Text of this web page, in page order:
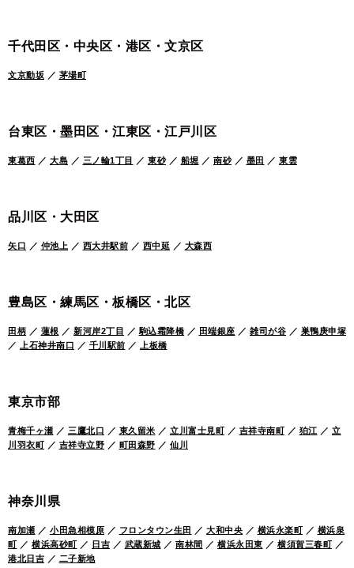
千代田区・中央区・港区・文京区
文京動坂 ／ 茅場町
台東区・墨田区・江東区・江戸川区
東葛西 ／ 大島 ／ 三ノ輪1丁目 ／ 東砂／ 船堀 ／ 南砂／ 墨田 ／ 東雲
品川区・大田区
矢口 ／ 仲池上 ／ 西大井駅前 ／ 西中延 ／ 大森西
豊島区・練馬区・板橋区・北区
田柄 ／ 蓮根 ／ 新河岸2丁目 ／ 駒込霜降橋 ／ 田端銀座 ／ 雑司が谷 ／ 巣鴨庚申塚
／
上石神井南口 ／ 千川駅前 ／ 上板橋
東京市部
青梅千ヶ瀬 ／ 三鷹北口 ／ 東久留米 ／ 立川富士見町 ／ 吉祥寺南町 ／ 狛江 ／ 立
川羽衣町 ／ 吉祥寺立野 ／ 町田森野 ／ 仙川
神奈川県
南加瀬 ／ 小田急相模原 ／ フロンタウン生田 ／ 大和中央 ／ 横浜永楽町 ／ 横浜泉
町 ／ 横浜高砂町 ／ 日吉 ／ 武蔵新城 ／ 南林間 ／ 横浜永田東 ／ 横須賀三春町 ／
港北日吉 ／ 二子新地